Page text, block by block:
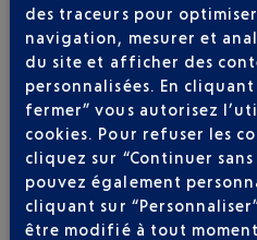
Soyez notifié(e) de
toutes les évolutions
pour ce vol
des traceurs pour
navigation, mesurer et
du site et afficher des
personnalisées. En
fermer” vous autorisez
cookies. Pour refuser les
cliquez sur “Continuer sans
pouvez également
cliquant sur
être modifié à tout